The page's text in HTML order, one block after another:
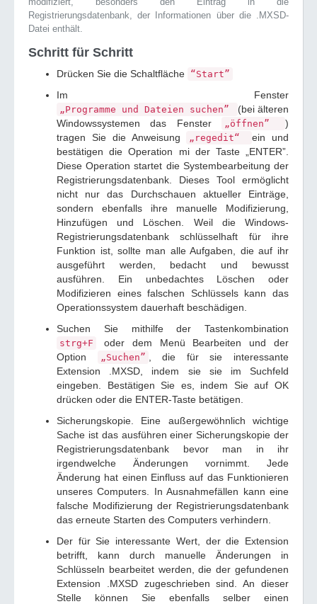
Registrierungsdatenbank, der Informationen über die .MXSD-
Datei enthält.
Schritt für Schritt
Drücken Sie die Schaltfläche “Start”
Im Fenster
„Programme und Dateien suchen”
(bei älteren
Windowssystemen das Fenster
„öffnen”
)
tragen Sie die Anweisung
„regedit“
ein und
bestätigen die Operation mi der Taste „ENTER”.
Diese Operation startet die Systembearbeitung der
Registrierungsdatenbank. Dieses Tool ermöglicht
nicht nur das Durchschauen aktueller Einträge,
sondern ebenfalls ihre manuelle Modifizierung,
Hinzufügen und Löschen. Weil die Windows-
Registrierungsdatenbank schlüsselhaft für ihre
Funktion ist, sollte man alle Aufgaben, die auf ihr
ausgeführt werden, bedacht und bewusst
ausführen. Ein unbedachtes Löschen oder
Modifizieren eines falschen Schlüssels kann das
Operationssystem dauerhaft beschädigen.
Suchen Sie mithilfe der Tastenkombination
strg+F
oder dem Menü Bearbeiten und der
Option
„Suchen”
, die für sie interessante
Extension .MXSD, indem sie sie im Suchfeld
eingeben. Bestätigen Sie es, indem Sie auf OK
drücken oder die ENTER-Taste betätigen.
Sicherungskopie. Eine außergewöhnlich wichtige
Sache ist das ausführen einer Sicherungskopie der
Registrierungsdatenbank bevor man in ihr
irgendwelche Änderungen vornimmt. Jede
Änderung hat einen Einfluss auf das Funktionieren
unseres Computers. In Ausnahmefällen kann eine
falsche Modifizierung der Registrierungsdatenbank
das erneute Starten des Computers verhindern.
Der für Sie interessante Wert, der die Extension
betrifft, kann durch manuelle Änderungen in
Schlüsseln bearbeitet werden, die der gefundenen
Extension .MXSD zugeschrieben sind. An dieser
Stelle können Sie ebenfalls selber einen